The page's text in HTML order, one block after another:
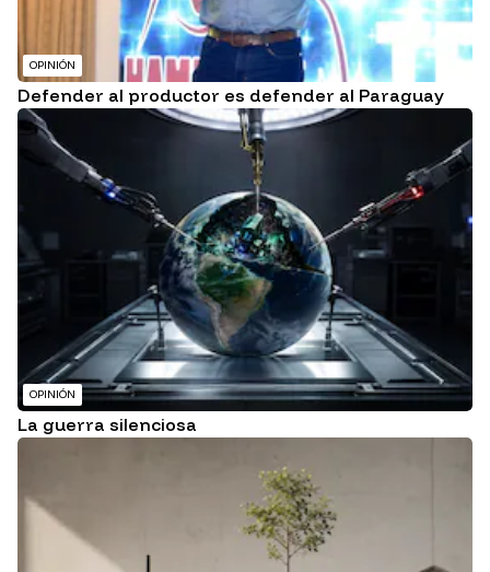
OPINIÓN
Defender al productor es defender al Paraguay
OPINIÓN
La guerra silenciosa